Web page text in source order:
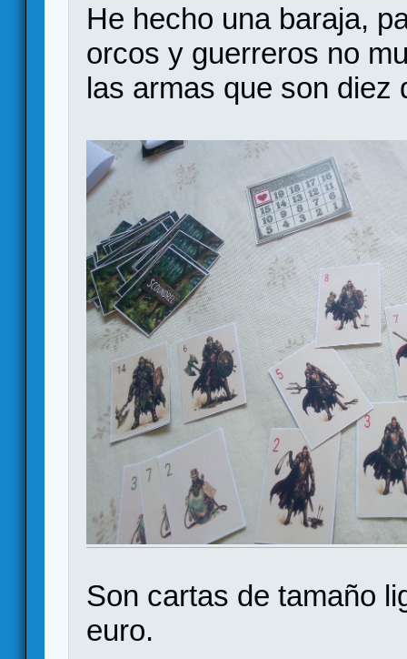
He hecho una baraja,
orcos y guerreros no
las armas que son diez
Son cartas de tamaño
euro.